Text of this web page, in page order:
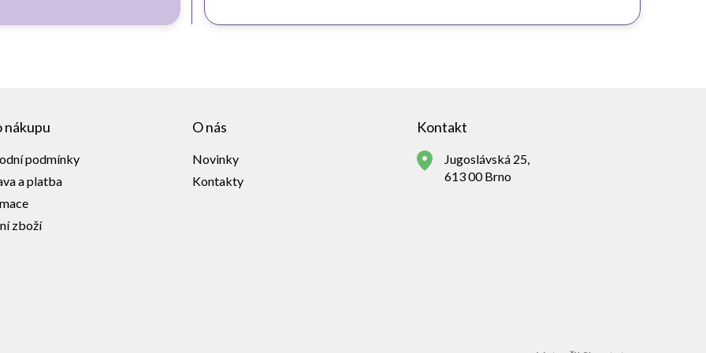
nákupu
podmínky
a platba
zboží
O nás
Novinky
Kontakty
Kontakt
Jugoslávská 25,
613 00 Brno